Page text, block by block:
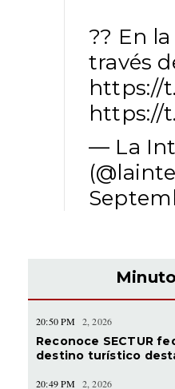
?? En
través
https://
https://
— La
20:50 PM 2, 2026
Reconoce SECTUR
destino turístico
20:49 PM 2, 2026